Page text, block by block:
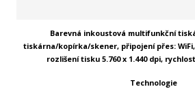
Barevná inkoustová multifunkční
tiskárna/kopírka/skener, připojení přes:
rozlišení tisku 5.760 x 1.440 dpi,
Technologie